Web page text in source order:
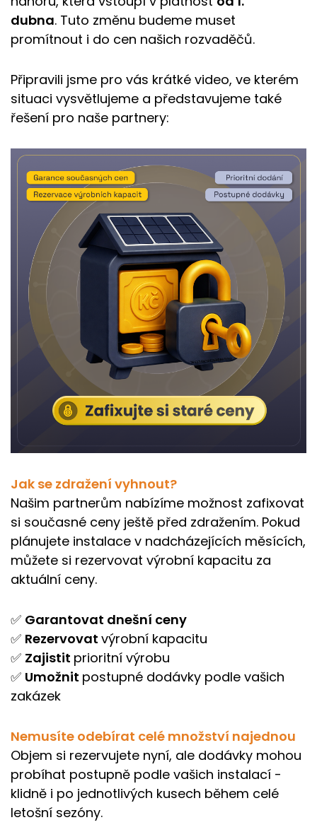
dubna. Tuto změnu budeme muset
promítnout i do cen našich rozvaděčů.
Připravili jsme pro vás krátké video, ve kterém
situaci vysvětlujeme a představujeme také
řešení pro naše partnery:
Jak se zdražení vyhnout?
Našim partnerům nabízíme možnost zafixovat
si současné ceny ještě před zdražením. Pokud
plánujete instalace v nadcházejících měsících,
můžete si rezervovat výrobní kapacitu za
aktuální ceny.
✅ Garantovat dnešní ceny
✅ Rezervovat výrobní kapacitu
✅ Zajistit prioritní výrobu
✅ Umožnit postupné dodávky podle vašich
zakázek
Nemusíte odebírat celé množství najednou
Objem si rezervujete nyní, ale dodávky mohou
probíhat postupně podle vašich instalací -
klidně i po jednotlivých kusech během celé
letošní sezóny.